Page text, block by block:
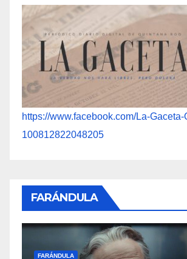
https://www.facebook.com/La-Gaceta-
100812822048205
FARÁNDULA
FARÁNDULA